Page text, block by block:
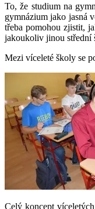
To, že studium na
gymnázium jako jasná
třeba pomohou zjistit,
jakoukoliv jinou střední
Mezi víceleté školy se
Celý koncept